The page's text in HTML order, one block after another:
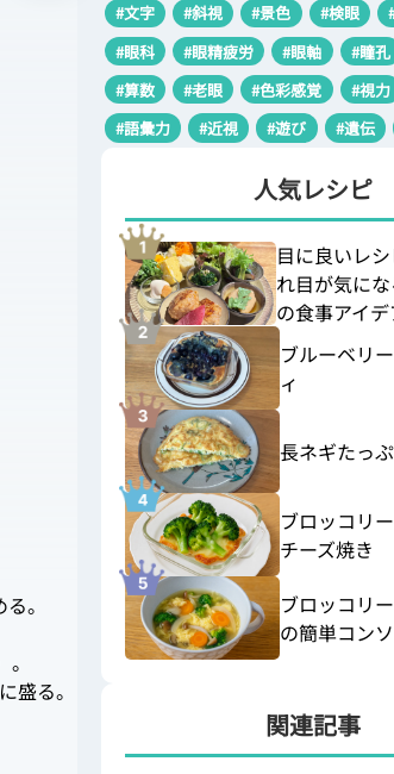
。
盛る。
#文字
#斜視 #景色 #検眼
#眼科
#眼精疲労 #眼軸 #瞳孔
#算数
#老眼 #色彩感覚 #視力
#語彙力
#近視 #遊び #遺伝
人気レシピ
目に良いレ
れ目が気に
の食事アイデ
ブルーベリ
ィ
長ネギたっ
ブロッコリ
チーズ焼き
ブロッコリ
の簡単コン
関連記事